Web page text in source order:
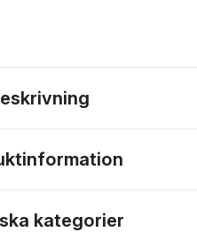
kategorier